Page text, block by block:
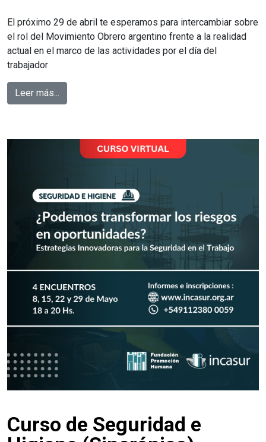
El próximo 29 de abril te esperamos para intercambiar sobre
el rol del Movimiento Obrero argentino frente a la realidad
actual en el marco de las actividades por el día del
trabajador
Leer más...
Curso de Seguridad e